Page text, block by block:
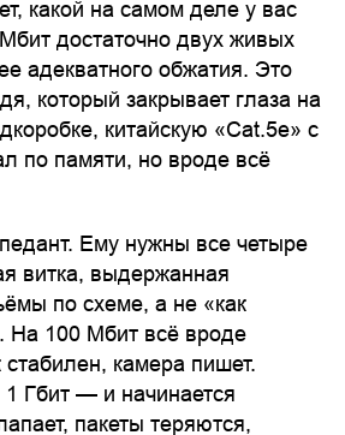
какой на самом деле у вас
достаточно двух живых
адекватного обжатия. Это
который закрывает глаза на
китайскую «Cat.5e» с
по памяти, но вроде всё
Ему нужны все четыре
витка, выдержанная
по схеме, а не «как
На 100 Мбит всё вроде
камера пишет.
Гбит — и начинается
пакеты теряются,